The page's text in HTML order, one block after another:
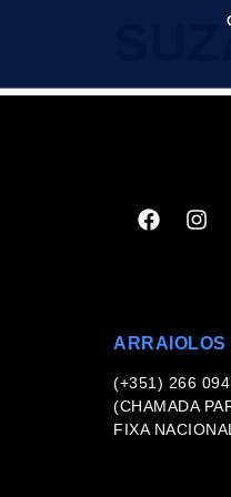
ARRAIOLOS
(+351) 266
(CHAMADA
FIXA